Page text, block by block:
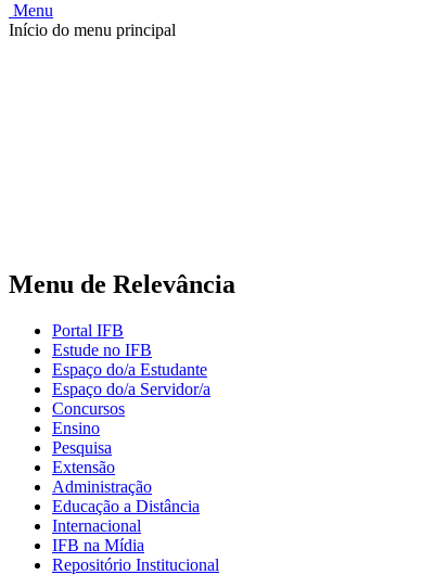
Menu
Início do menu principal
Menu de Relevância
Portal IFB
Estude no IFB
Espaço do/a Estudante
Espaço do/a Servidor/a
Concursos
Ensino
Pesquisa
Extensão
Administração
Educação a Distância
Internacional
IFB na Mídia
Repositório Institucional